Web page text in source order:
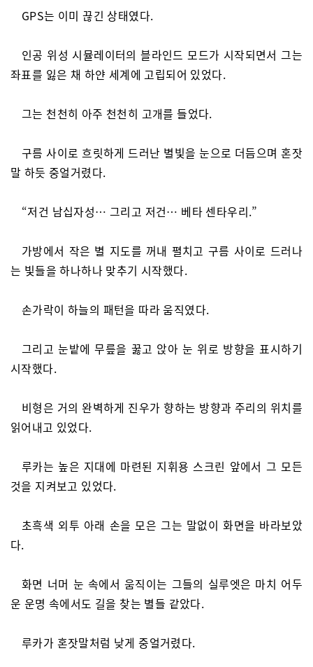
GPS는 이미 끊긴 상태였다.
인공 위성 시뮬레이터의 블라인드 모드가 시작되면서 그는
좌표를 잃은 채 하얀 세계에 고립되어 있었다.
그는 천천히 아주 천천히 고개를 들었다.
구름 사이로 흐릿하게 드러난 별빛을 눈으로 더듬으며 혼잣
말 하듯 중얼거렸다.
“저건 남십자성… 그리고 저건… 베타 센타우리.”
가방에서 작은 별 지도를 꺼내 펼치고 구름 사이로 드러나
는 빛들을 하나하나 맞추기 시작했다.
손가락이 하늘의 패턴을 따라 움직였다.
그리고 눈밭에 무릎을 꿇고 앉아 눈 위로 방향을 표시하기
시작했다.
비형은 거의 완벽하게 진우가 향하는 방향과 주리의 위치를
읽어내고 있었다.
루카는 높은 지대에 마련된 지휘용 스크린 앞에서 그 모든
것을 지켜보고 있었다.
초흑색 외투 아래 손을 모은 그는 말없이 화면을 바라보았
다.
화면 너머 눈 속에서 움직이는 그들의 실루엣은 마치 어두
운 운명 속에서도 길을 찾는 별들 같았다.
루카가 혼잣말처럼 낮게 중얼거렸다.